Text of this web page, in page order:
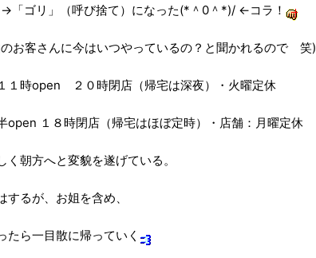
ゴリ」（呼び捨て）になった(*＾0＾*)/ ←コラ！
お客さんに今はいつやっているの？と聞かれるので 笑)
１時open ２０時閉店（帰宅は深夜）・火曜定休
open １８時閉店（帰宅はほぼ定時）・店舗：月曜定休
く朝方へと変貌を遂げている。
るが、お姐を含め、
たら一目散に帰っていく